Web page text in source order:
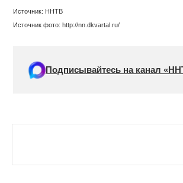
Источник: ННТВ
Источник фото: http://nn.dkvartal.ru/
Подписывайтесь на канал